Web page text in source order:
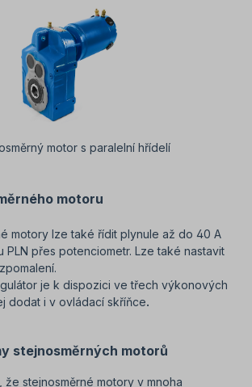
motor s paralelní hřídelí
motoru
motory lze také řídit plynule až do 40 A
PLN přes potenciometr. Lze také nastavit
je k dispozici ve třech výkonových
dodat i v ovládací skříňce.
stejnosměrných motorů
že stejnosměrné motory v mnoha